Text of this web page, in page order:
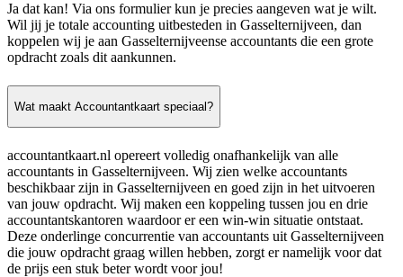
Ja dat kan! Via ons formulier kun je precies aangeven wat je wilt.
Wil jij je totale accounting uitbesteden in Gasselternijveen, dan
koppelen wij je aan Gasselternijveense accountants die een grote
opdracht zoals dit aankunnen.
Wat maakt Accountantkaart speciaal?
accountantkaart.nl opereert volledig onafhankelijk van alle
accountants in Gasselternijveen. Wij zien welke accountants
beschikbaar zijn in Gasselternijveen en goed zijn in het uitvoeren
van jouw opdracht. Wij maken een koppeling tussen jou en drie
accountantskantoren waardoor er een win-win situatie ontstaat.
Deze onderlinge concurrentie van accountants uit Gasselternijveen
die jouw opdracht graag willen hebben, zorgt er namelijk voor dat
de prijs een stuk beter wordt voor jou!